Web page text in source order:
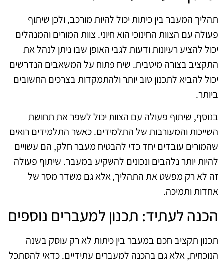
תהליך המעבר בין כיתות יכול להיות מורכב, ולכן שיתוף
פעולה עם הצוות החינוכי הוא חיוני. צוות המורים והמנהלים
יכול להציע רעיונות ודעות לגבי האופן שבו ניתן לנהל את
התקציב בצורה מיטבית. שיח פתוח על המשאבים הנדרשים
יכול להביא לתכנון טוב יותר ולהתמקדות בצרכים החשובים
ביותר.
בנוסף, שיתוף פעולה עם הצוות יכול לשפר את תחושת
השייכות והמעורבות של התלמידים. כאשר התלמידים רואים
שהמורים עובדים יחד כדי להבטיח מעבר חלק, הם עשויים
להיות יותר נלהבים ונכונים להשקיע במעבר. שיתוף פעולה
זה לא רק מפשט את התהליך, אלא גם משדר מסר של
אחדות ותמיכה.
הכנה לעתיד: תכנון למעברים נוספים
תכנון תקציב חכם במעבר בין כיתות לא רק עוסק בשנה
הנוכחית, אלא גם בהכנה למעברים עתידיים. כדאי להסתכל